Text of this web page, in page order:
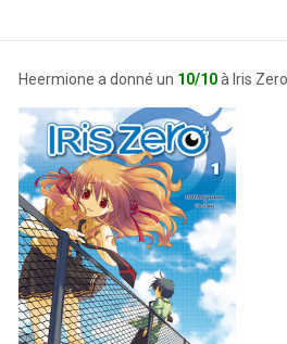
Heermione a donné un 10/10à Iris Zero